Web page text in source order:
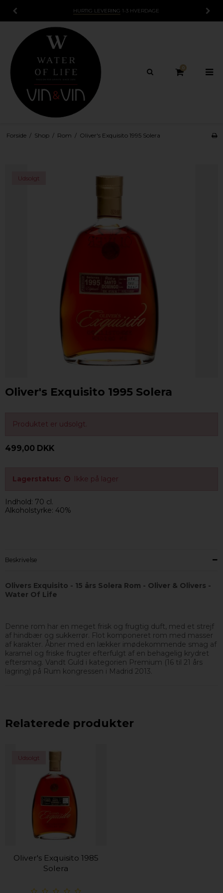
HURTIG LEVERING 1-3 HVERDAGE
0
Forside / Shop / Rom / Oliver's Exquisito 1995 Solera
Udsolgt
Oliver's Exquisito 1995 Solera
Produktet er udsolgt.
499,00 DKK
Lagerstatus: Ikke på lager
Indhold: 70 cl.
Alkoholstyrke: 40%
Beskrivelse
Olivers Exquisito - 15 års Solera Rom - Oliver & Olivers -
Water Of Life
Denne rom har en meget frisk og frugtig duft, med et strejf
af hindbær og sukkerrør. Flot komponeret rom med masser
af karakter. Åbner med en lækker imødekommende smag af
karamel og friske frugter efterfulgt af en behagelig krydret
eftersmag. Vandt Guld i kategorien Premium (16 til 21 års
lagring) på Rum kongressen i Madrid 2013.
Relaterede produkter
Udsolgt
Oliver's Exquisito 1985
Solera